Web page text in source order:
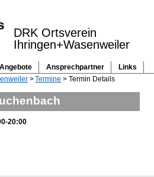
DRK Ortsverein
Ihringen+Wasenweiler
Angebote Ansprechpartner
Links
Termine Termin Details
20:00